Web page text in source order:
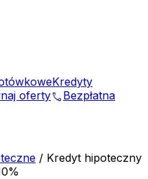
Kredyty
ofertyphone Bezpłatna
/ Kredyt hipoteczny